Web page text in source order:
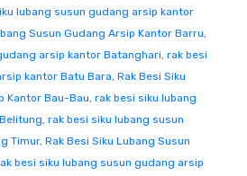
lubang susun gudang arsip kantor
Susun Gudang Arsip Kantor Barru,
arsip kantor Batanghari, rak besi
kantor Batu Bara, Rak Besi Siku
Kantor Bau-Bau, rak besi siku lubang
, rak besi siku lubang susun
Timur, Rak Besi Siku Lubang Susun
besi siku lubang susun gudang arsip